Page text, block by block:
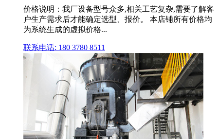
价格说明：我厂设备型号众多,相关工艺复杂,需要了解客
户生产需求后才能确定选型、报价。 本店铺所有价格均
为系统生成的虚拟价格...
联系电话: 180 3780 8511